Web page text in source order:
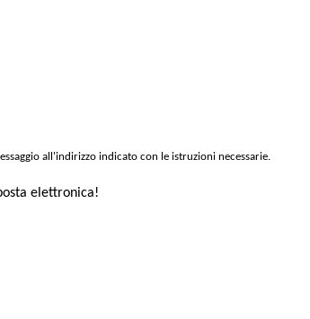
all'indirizzo indicato con le istruzioni necessarie.
elettronica!